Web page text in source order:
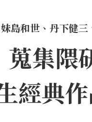
島和世、丹下健
集隈
經典